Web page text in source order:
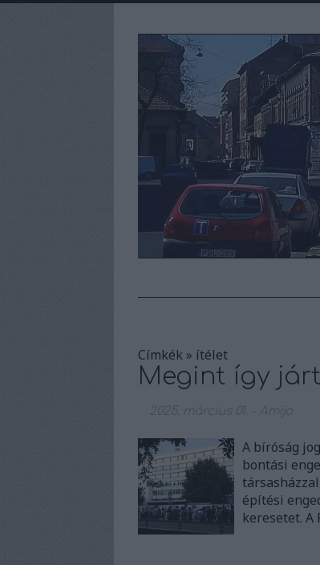
Címkék» ítélet
Megint így
2025. március 01. Amijo
A bíróság
bontási
építési
keresetet. A